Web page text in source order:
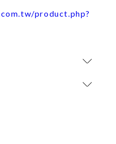
product.php?